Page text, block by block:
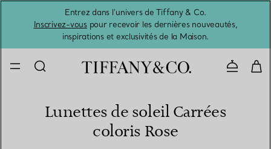
Entrez dans l’univers de Tiffany & Co.
Inscrivez-vouspour recevoir les dernières nouveautés,
inspirations et exclusivités de la Maison.
Lunettes de soleil Carrées
coloris Rose